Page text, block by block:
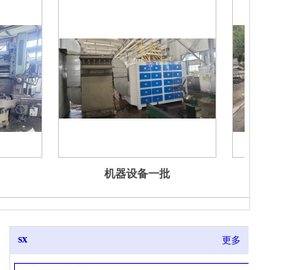
机器设备一批
sx 更多